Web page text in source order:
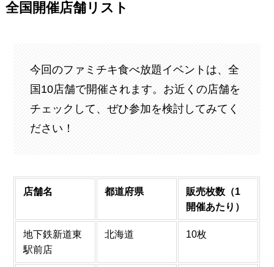
全国開催店舗リスト
今回のファミチキ食べ放題イベントは、全
国10店舗で開催されます。お近くの店舗を
チェックして、ぜひ参加を検討してみてく
ださい！
店舗名 都道府県
販売枚数（1
開催あたり）
地下鉄新道東
駅前店
北海道 10枚